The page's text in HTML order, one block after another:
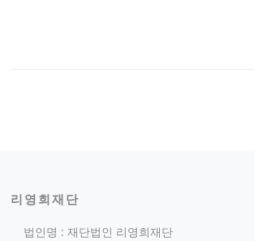
리영희재단
법인명 : 재단법인 리영희재단